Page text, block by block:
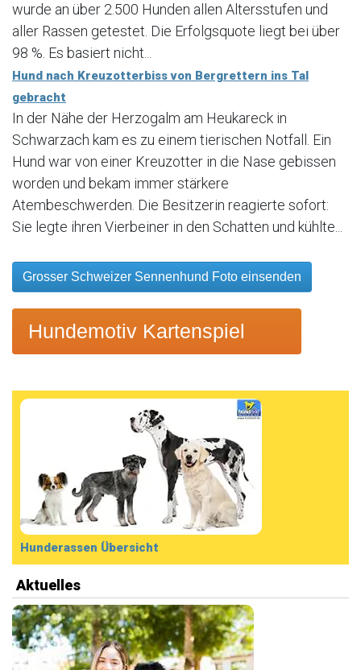
wurde an über 2.500 Hunden allen Altersstufen und
aller Rassen getestet. Die Erfolgsquote liegt bei über
98 %. Es basiert nicht...
Hund nach Kreuzotterbiss von Bergrettern ins Tal
gebracht
In der Nähe der Herzogalm am Heukareck in
Schwarzach kam es zu einem tierischen Notfall. Ein
Hund war von einer Kreuzotter in die Nase gebissen
worden und bekam immer stärkere
Atembeschwerden. Die Besitzerin reagierte sofort:
Sie legte ihren Vierbeiner in den Schatten und kühlte...
Grosser Schweizer Sennenhund Foto einsenden
Hundemotiv Kartenspiel
Hunderassen Übersicht
Aktuelles